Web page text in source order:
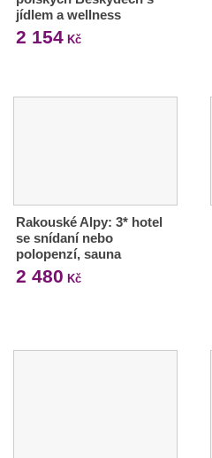
jídlem a wellness
2 154 Kč
Rakouské Alpy: 3* hotel
se snídaní nebo
polopenzí, sauna
2 480 Kč